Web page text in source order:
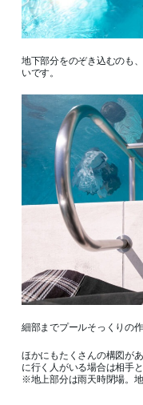
地下部分をのぞき込むのも
いです。
細部までプールそっくりの
ほかにもたくさんの構図が
に行く人がいる場合は相手
※地上部分は雨天時閉場。